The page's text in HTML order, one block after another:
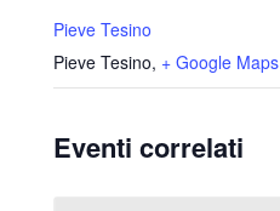
Pieve Tesino
Pieve Tesino, + Google Maps
Eventi correlati